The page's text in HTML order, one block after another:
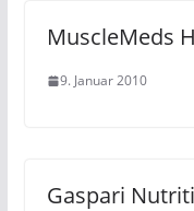
MuscleMeds
9. Januar 2010
Gaspari